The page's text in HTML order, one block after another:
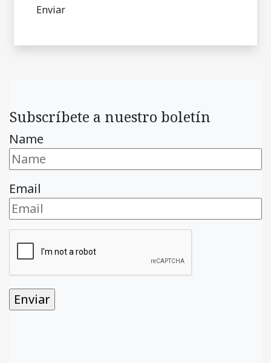
Subscríbete a nuestro boletín
Name
Email